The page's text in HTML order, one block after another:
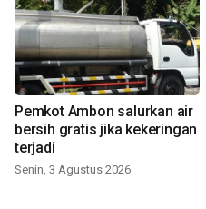
Pemkot Ambon salurkan air
bersih gratis jika kekeringan
terjadi
Senin, 3 Agustus 2026